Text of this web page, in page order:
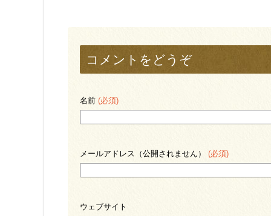
コメントをどうぞ
名前 (必須)
メールアドレス（公開されません） (必須)
ウェブサイト